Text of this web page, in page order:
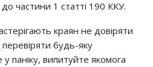
частини 1 статті 190 ККУ.
краян не довіряти
будь-яку
паніку, випитуйте якомога